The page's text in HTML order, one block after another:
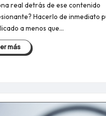
real detrás de ese contenido
Hacerlo de inmediato
a menos que…
más